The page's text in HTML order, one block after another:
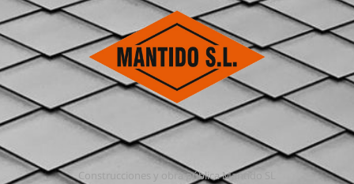
Construcciones y obra pública Mantido SL